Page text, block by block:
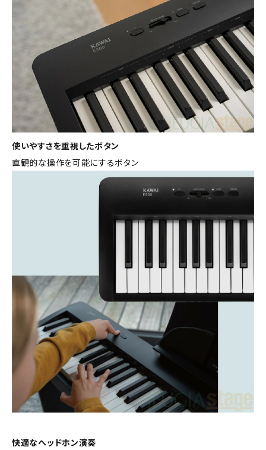
使いやすさを重視したボタン
直観的な操作を可能にするボタン
快適なヘッドホン演奏